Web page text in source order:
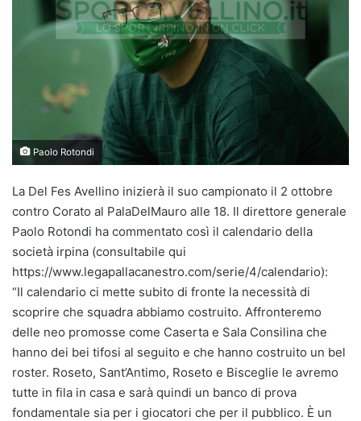
Paolo Rotondi
La Del Fes Avellino inizierà il suo campionato il 2 ottobre
contro Corato al PalaDelMauro alle 18. Il direttore generale
Paolo Rotondi ha commentato così il calendario della
società irpina (consultabile qui
https://www.legapallacanestro.com/serie/4/calendario):
“Il calendario ci mette subito di fronte la necessità di
scoprire che squadra abbiamo costruito. Affronteremo
delle neo promosse come Caserta e Sala Consilina che
hanno dei bei tifosi al seguito e che hanno costruito un bel
roster. Roseto, Sant’Antimo, Roseto e Bisceglie le avremo
tutte in fila in casa e sarà quindi un banco di prova
fondamentale sia per i giocatori che per il pubblico. È un